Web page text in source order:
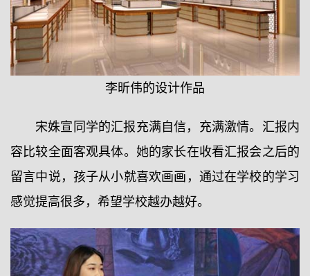
李昕伟的设计作品
宋姝宣同学的汇报充满自信，充满激情。汇报内
容比较全面客观具体。她的家长在收看汇报会之后的
留言中说，孩子从小就喜欢画画，通过在学校的学习
感觉提高很多，希望学校越办越好。